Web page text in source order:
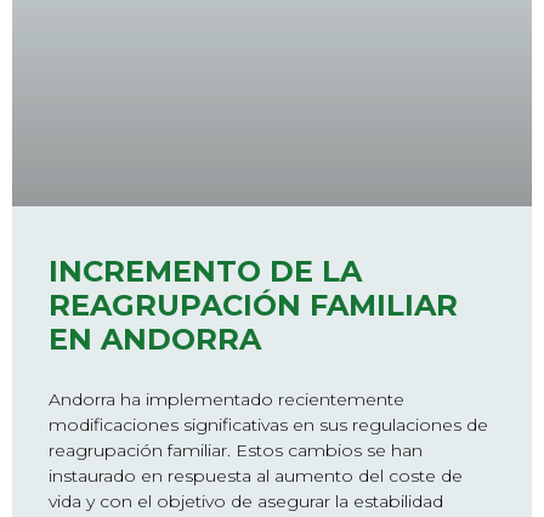
INCREMENTO DE LA
REAGRUPACIÓN FAMILIAR
EN ANDORRA
Andorra ha implementado recientemente
modificaciones significativas en sus regulaciones de
reagrupación familiar. Estos cambios se han
instaurado en respuesta al aumento del coste de
vida y con el objetivo de asegurar la estabilidad